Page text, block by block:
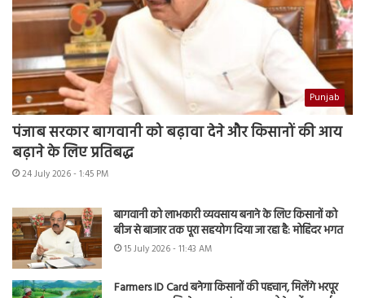
Punjab
पंजाब सरकार बागवानी को बढ़ावा देने और किसानों की आय
बढ़ाने के लिए प्रतिबद्ध
24 July 2026 - 1:45 PM
बागवानी को लाभकारी व्यवसाय बनाने के लिए किसानों को
बीज से बाजार तक पूरा सहयोग दिया जा रहा है: मोहिंदर भगत
15 July 2026 - 11:43 AM
Farmers ID Card बनेगा किसानों की पहचान, मिलेंगे भरपूर